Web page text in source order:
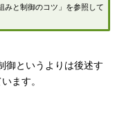
みと制御のコツ」を参照して
御というよりは後述す
ます。